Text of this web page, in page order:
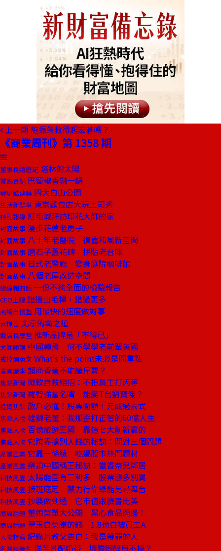
上一期 施振榮救得起宏碁嗎？
《商業周刊》第 1358 期
董事長嬉遊記 塔林的太陽
饕姊食記 巴蜀椒香融一鍋
發現酷建築 四大自由公園
生活新鮮事 東京麵包店大玩土司秀
特別報導 紅毛城拜訪印花大師的家
封面故事 漫步花蓮老房子
封面故事 八十年老醫院 復舊和風新空間
封面故事 磨石子舊花磚 拼貼老台味
封面故事 日式老警廳 變身庭院咖啡館
封面故事 八個老屋改造空間
總編輯的話 一份不夠全面的檢驗報告
CEO上線 錯過山毛櫸，錯過更多
商場自慢塾 用最快的速度做對事
去梯言 北京的霸之道
戴店長學堂 推新品牌是「不得已」
大師開講 中國轉骨 何不學學老前輩英國
戒掉爛英文 What's the point未必是問重點
童言識李 超商香蕉不能論斤賣？
焦點新聞 微軟自救絕招：不把員工打丙等
焦點新聞 羅智強當名嘴 能變T台劉寶傑？
投資焦點 散戶必懂！股票面額十元成過去式
焦點人物 雄獅老董：我那歪打正著的60億人生
焦點人物 百億旅遊王國 靠這七大創新贏的
焦點人物 它跨界搶別人錢的秘訣：問對三個問題
產業風雲 它靠一條線 吃遍股市熱門題材
產業風雲 樂扣中國稱王秘訣：當香奈兒鄰居
科技風雲 太陽能空有三利多 股票漲多別買
科技風雲 接班底定 蔡力行靠綠能另尋舞台
科技風雲 抄襲做到透 它市值跟臉書比美
商周話題 董娘菜單大公開 黑心食品閃邊！
商周話題 翠玉白菜賺的錢 1.8億白被員工A
人物特寫 紀錄片教父告白：我是帶罪的人
名醫談養生 洋芋片配奶茶 壞膽固醇甩不掉？